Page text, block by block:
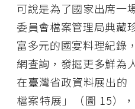
可說是為了國家出席一
委員會檔案管理局典藏
富多元的國宴料理紀錄
網查詢，發掘更多鮮為
在臺灣省政資料展出
檔案特展」（圖 15）